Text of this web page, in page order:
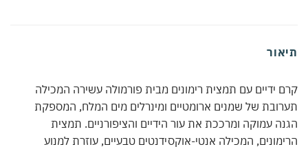
תיאור
קרם ידיים עם תמצית רימונים מבית פורמולה עשירה המכילה
תערובת של שמנים ארומטיים ומינרלים מים המלח, המספקת
הגנה עמוקה ומרככת את עור הידיים והציפורניים. תמצית
הרימונים, המכילה אנטי-אוקסידנטים טבעיים, עוזרת למנוע